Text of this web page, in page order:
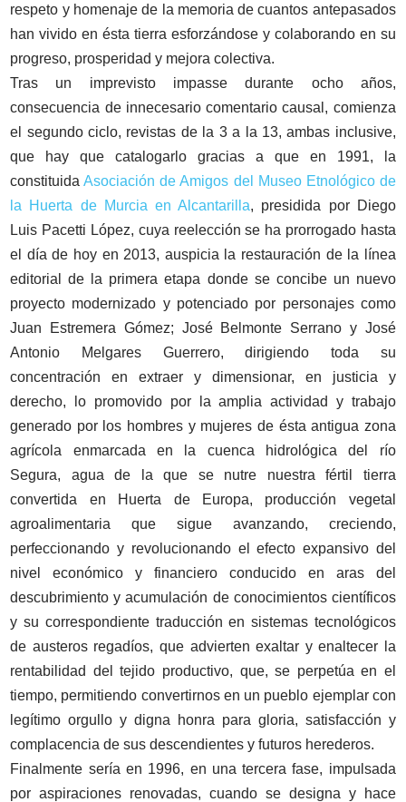
respeto y homenaje de la memoria de cuantos antepasados
han vivido en ésta tierra esforzándose y colaborando en su
progreso, prosperidad y mejora colectiva.
Tras un imprevisto impasse durante ocho años,
consecuencia de innecesario comentario causal, comienza
el segundo ciclo, revistas de la 3 a la 13, ambas inclusive,
que hay que catalogarlo gracias a que en 1991, la
constituida Asociación de Amigos del Museo Etnológico de
la Huerta de Murcia en Alcantarilla, presidida por Diego
Luis Pacetti López, cuya reelección se ha prorrogado hasta
el día de hoy en 2013, auspicia la restauración de la línea
editorial de la primera etapa donde se concibe un nuevo
proyecto modernizado y potenciado por personajes como
Juan Estremera Gómez; José Belmonte Serrano y José
Antonio Melgares Guerrero, dirigiendo toda su
concentración en extraer y dimensionar, en justicia y
derecho, lo promovido por la amplia actividad y trabajo
generado por los hombres y mujeres de ésta antigua zona
agrícola enmarcada en la cuenca hidrológica del río
Segura, agua de la que se nutre nuestra fértil tierra
convertida en Huerta de Europa, producción vegetal
agroalimentaria que sigue avanzando, creciendo,
perfeccionando y revolucionando el efecto expansivo del
nivel económico y financiero conducido en aras del
descubrimiento y acumulación de conocimientos científicos
y su correspondiente traducción en sistemas tecnológicos
de austeros regadíos, que advierten exaltar y enaltecer la
rentabilidad del tejido productivo, que, se perpetúa en el
tiempo, permitiendo convertirnos en un pueblo ejemplar con
legítimo orgullo y digna honra para gloria, satisfacción y
complacencia de sus descendientes y futuros herederos.
Finalmente sería en 1996, en una tercera fase, impulsada
por aspiraciones renovadas, cuando se designa y hace